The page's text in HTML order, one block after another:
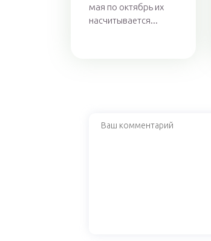
мая по октябрь их
насчитывается...